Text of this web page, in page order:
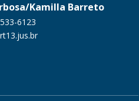
Kamilla Barreto
6123